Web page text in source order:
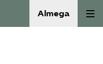
Almega